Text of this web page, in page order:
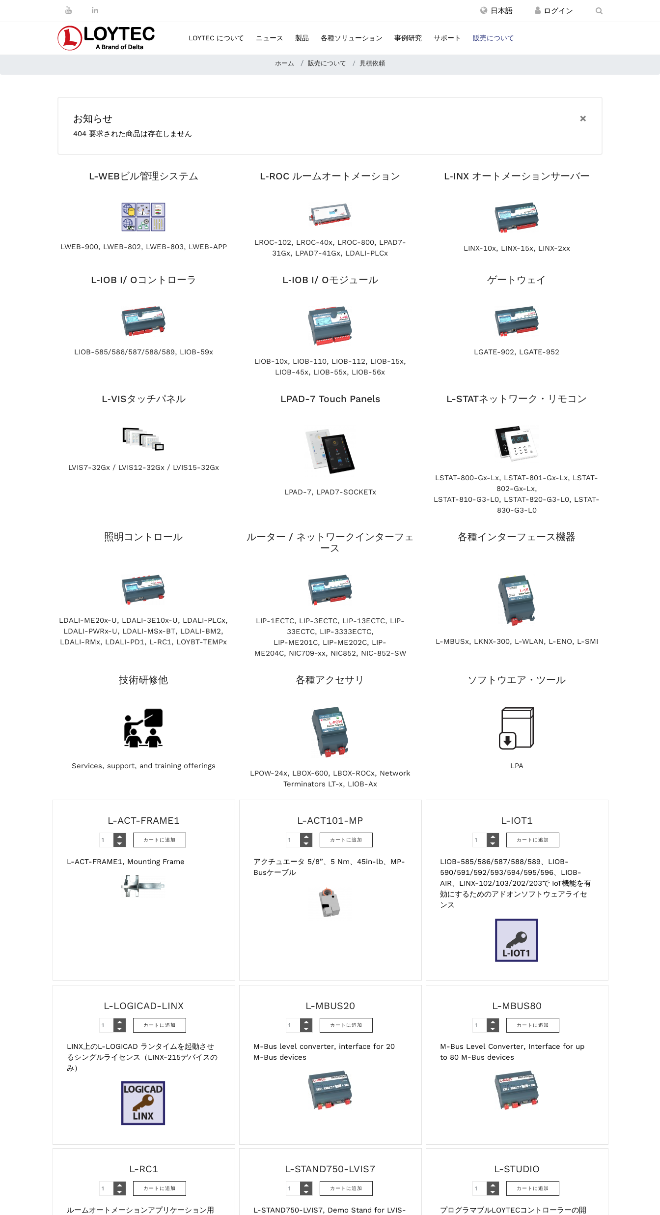
日本語
LOYTEC について ニュース 製品 各種ソリューション 事例研究 サポート 販売について
ホーム 販売について 見積依頼
×
お知らせ
404 要求された商品は存在しません
L-WEBビル管理システム
LWEB-900, LWEB-802, LWEB-803, LWEB-APP
L‑ROC ルームオートメーション
LROC-102, LROC-40x, LROC-800, LPAD7-
31Gx, LPAD7-41Gx, LDALI-PLCx
L‑INX オートメーションサーバー
LINX-10x, LINX-15x, LINX-2xx
L‑IOB I/ Oコントローラ
LIOB-585/586/587/588/589, LIOB-59x
L‑IOB I/ Oモジュール
LIOB-10x, LIOB-110, LIOB-112, LIOB-15x,
LIOB-45x, LIOB-55x, LIOB-56x
ゲートウェイ
LGATE-902, LGATE-952
L‑VISタッチパネル
LVIS7-32Gx / LVIS12-32Gx / LVIS15-32Gx
LPAD-7 Touch Panels
LPAD-7, LPAD7-SOCKETx
L-STATネットワーク・リモコン
LSTAT-800-Gx-Lx, LSTAT-801-Gx-Lx, LSTAT-
802-Gx-Lx,
LSTAT-810-G3-L0, LSTAT-820-G3-L0, LSTAT-
830-G3-L0
照明コントロール
LDALI-ME20x-U, LDALI-3E10x-U, LDALI-PLCx,
LDALI-PWRx-U, LDALI-MSx-BT, LDALI-BM2,
LDALI-RMx, LDALI-PD1, L-RC1, LOYBT-TEMPx
ルーター / ネットワークインターフェ
ース
LIP-1ECTC, LIP-3ECTC, LIP-13ECTC, LIP-
33ECTC, LIP-3333ECTC,
LIP-ME201C, LIP-ME202C, LIP-
ME204C, NIC709-xx, NIC852, NIC-852-SW
各種インターフェース機器
L-MBUSx, LKNX-300, L-WLAN, L-ENO, L-SMI
技術研修他
Services, support, and training offerings
各種アクセサリ
LPOW-24x, LBOX-600, LBOX-ROCx, Network
Terminators LT-x, LIOB-Ax
ソフトウエア・ツール
LPA
L-ACT-FRAME1
L-ACT-FRAME1, Mounting Frame
L-ACT101-MP
アクチュエータ 5/8”、5 Nm、45in-lb、MP-
Busケーブル
L-IOT1
LIOB-585/586/587/588/589、LIOB-
590/591/592/593/594/595/596、LIOB-
AIR、LINX-102/103/202/203で IoT機能を有
効にするためのアドオンソフトウェアライセ
ンス
L-LOGICAD-LINX
LINX上のL-LOGICAD ランタイムを起動させ
るシングルライセンス（LINX-215デバイスの
み）
L-MBUS20
M-Bus level converter, interface for 20
M-Bus devices
L-MBUS80
M-Bus Level Converter, Interface for up
to 80 M-Bus devices
L-RC1
ルームオートメーションアプリケーション用
L-STAND750-LVIS7
L-STAND750-LVIS7, Demo Stand for LVIS-
L-STUDIO
プログラマブルLOYTECコントローラーの開